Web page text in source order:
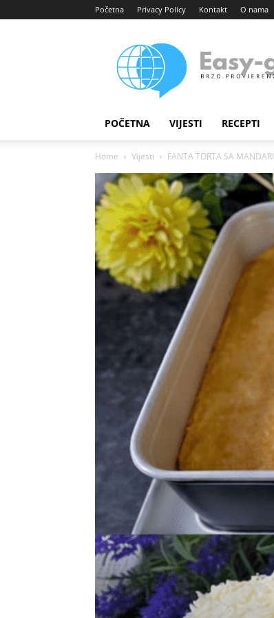
Početna Privacy Policy Kontakt O nama
portal
POČETNA VIJESTI RECEPTI
Home Vijesti FANTA TORTA SA